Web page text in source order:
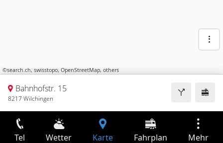
©search.ch, swisstopo, OpenStreetMap, others
Bahnhofstr. 15
8217 Wilchingen
Tel Wetter Karte Fahrplan Mehr